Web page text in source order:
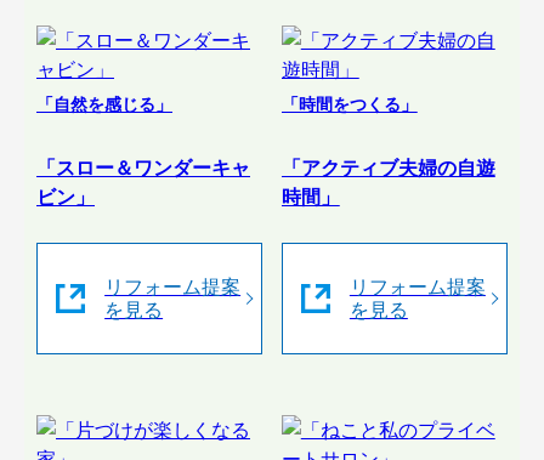
「自然を感じる」
「スロー＆ワンダーキャ
ビン」
リフォーム提案
を見る
「時間をつくる」
「アクティブ夫婦の自遊
時間」
リフォーム提案
を見る